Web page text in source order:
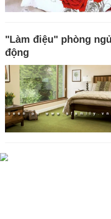
"Làm điệu" phòng
động